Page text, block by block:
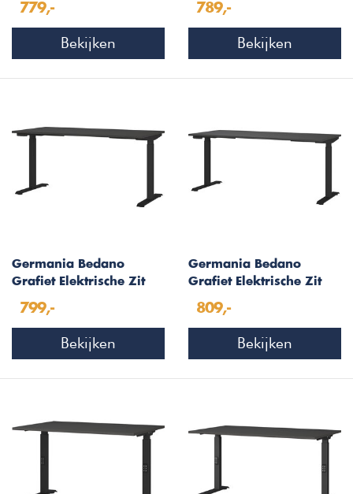
779,-
Bekijken
789,-
Bekijken
Germania Bedano
Grafiet Elektrische Zit
799,-
Bekijken
Germania Bedano
Grafiet Elektrische Zit
809,-
Bekijken